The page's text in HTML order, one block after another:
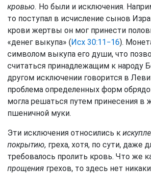
кровью. Но были и исключения.
то поступал в исчисление сынов
крови жертвы он мог принести
«денег выкупа» (Исх 30:11−16).
символом выкупа его души, что
считаться принадлежащим к народу
другом исключении говорится в
проблема определенных форм
могла решаться путем принесения в
пшеничной муки.
Эти исключения относились к
покрытию, греха, хотя, по сути, даже
требовалось пролить кровь. Что же
прощения грехов, то здесь нет